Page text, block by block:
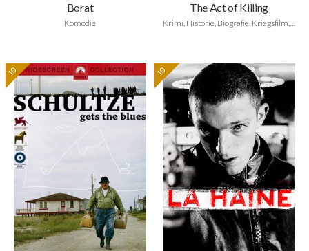
Borat
Komödie
The Act of Killing
Krimi, Historie, Biografie, Kriegsfilm, Dokumentarfilm
10 10